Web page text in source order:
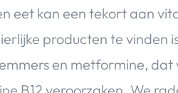
eet kan een tekort aan
producten te vinden
en metformine,